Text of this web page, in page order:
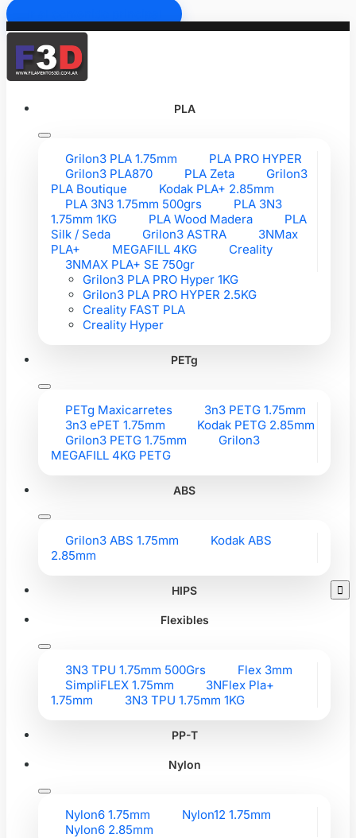
PLA
Grilon3 PLA 1.75mm
PLA PRO HYPER
Grilon3 PLA870
PLA Zeta
Grilon3
PLA Boutique
Kodak PLA+ 2.85mm
PLA 3N3 1.75mm 500grs
PLA 3N3
1.75mm 1KG
PLA Wood Madera
PLA
Silk / Seda
Grilon3 ASTRA
3NMax
PLA+
MEGAFILL 4KG
Creality
3NMAX PLA+ SE 750gr
Grilon3 PLA PRO Hyper 1KG
Grilon3 PLA PRO HYPER 2.5KG
Creality FAST PLA
Creality Hyper
PETg
PETg Maxicarretes
3n3 PETG 1.75mm
3n3 ePET 1.75mm
Kodak PETG 2.85mm
Grilon3 PETG 1.75mm
Grilon3
MEGAFILL 4KG PETG
ABS
Grilon3 ABS 1.75mm
Kodak ABS
2.85mm
HIPS
Flexibles
3N3 TPU 1.75mm 500Grs
Flex 3mm
SimpliFLEX 1.75mm
3NFlex Pla+
1.75mm
3N3 TPU 1.75mm 1KG
PP-T
Nylon
Nylon6 1.75mm
Nylon12 1.75mm
Nylon6 2.85mm
